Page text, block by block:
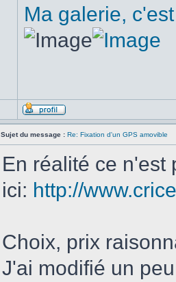
Ma galerie,
Sujet du message : Re: Fixation d'un GPS amovible
En réalité ce n'est
ici: http://
Choix, prix
J'ai modifié un